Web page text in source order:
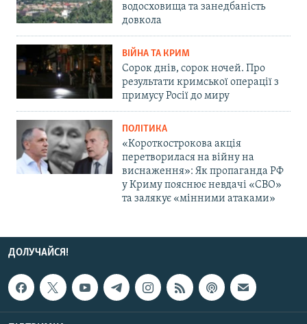
водосховища та занедбаність
довкола
ВІЙНА ТА КРИМ
Сорок днів, сорок ночей. Про
результати кримської операції з
примусу Росії до миру
ПОЛІТИКА
«Короткострокова акція
перетворилася на війну на
виснаження»: Як пропаганда РФ
у Криму пояснює невдачі «СВО»
та залякує «мінними атаками»
ДОЛУЧАЙСЯ!